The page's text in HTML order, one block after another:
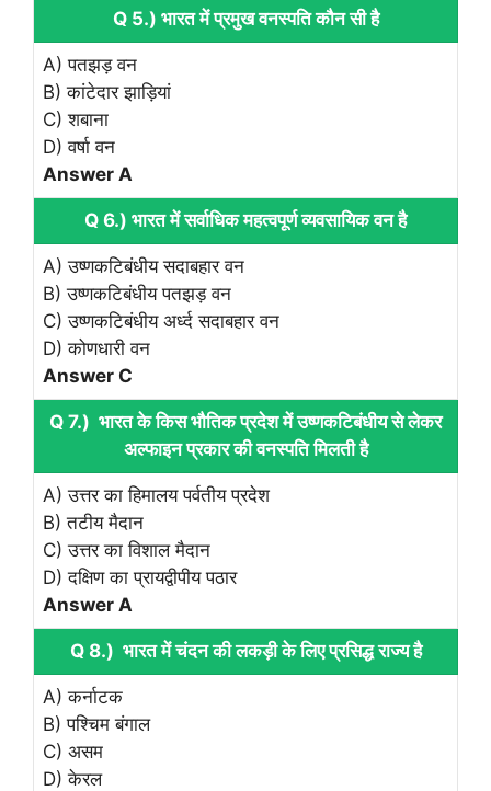
Q 5.) भारत में प्रमुख वनस्पति कौन सी है
A) पतझड़ वन
B) कांटेदार झाड़ियां
C) शबाना
D) वर्षा वन
Answer A
Q 6.) भारत में सर्वाधिक महत्वपूर्ण व्यवसायिक वन है
A) उष्णकटिबंधीय सदाबहार वन
B) उष्णकटिबंधीय पतझड़ वन
C) उष्णकटिबंधीय अर्ध्द सदाबहार वन
D) कोणधारी वन
Answer C
Q 7.) भारत के किस भौतिक प्रदेश में उष्णकटिबंधीय से लेकर
अल्फाइन प्रकार की वनस्पति मिलती है
A) उत्तर का हिमालय पर्वतीय प्रदेश
B) तटीय मैदान
C) उत्तर का विशाल मैदान
D) दक्षिण का प्रायद्वीपीय पठार
Answer A
Q 8.) भारत में चंदन की लकड़ी के लिए प्रसिद्ध राज्य है
A) कर्नाटक
B) पश्चिम बंगाल
C) असम
D) केरल